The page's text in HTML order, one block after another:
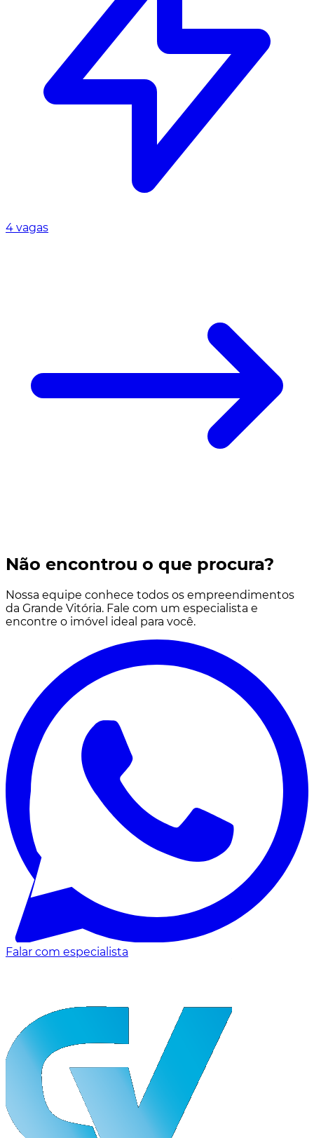
4 vagas
Não encontrou o que procura?
Nossa equipe conhece todos os empreendimentos
da Grande Vitória. Fale com um especialista e
encontre o imóvel ideal para você.
Falar com especialista